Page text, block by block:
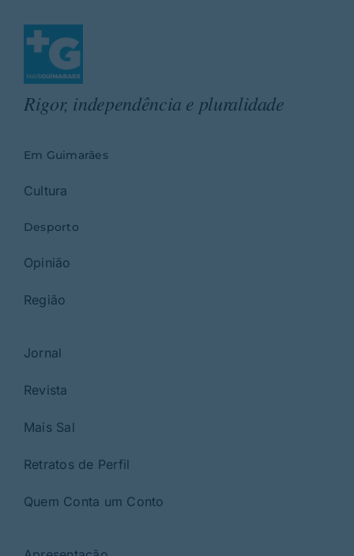
Rigor, independência e pluralidade
Em Guimarães
Cultura
Desporto
Opinião
Região
Jornal
Revista
Mais Sal
Retratos de Perfil
Quem Conta um Conto